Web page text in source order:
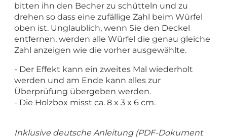
bitten ihn den Becher zu schütteln und zu
drehen so dass eine zufällige Zahl beim Würfel
oben ist. Unglaublich, wenn Sie den Deckel
entfernen, werden alle Würfel die genau gleiche
Zahl anzeigen wie die vorher ausgewählte.
- Der Effekt kann ein zweites Mal wiederholt
werden und am Ende kann alles zur
Überprüfung übergeben werden.
- Die Holzbox misst ca. 8 x 3 x 6 cm.
Inklusive deutsche Anleitung (PDF-Dokument